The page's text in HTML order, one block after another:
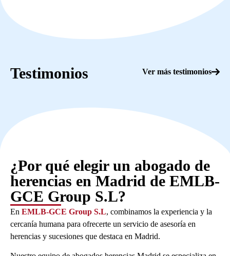
Testimonios Ver más testimonios
¿Por qué elegir un abogado de
herencias en Madrid de EMLB-
GCE Group S.L?
En EMLB-GCE Group S.L, combinamos la experiencia y la
cercanía humana para ofrecerte un servicio de asesoría en
herencias y sucesiones que destaca en Madrid.